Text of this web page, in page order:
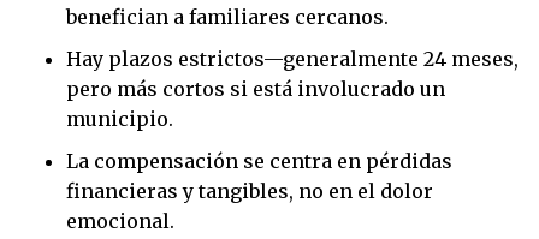
benefician a familiares cercanos.
Hay plazos estrictos—generalmente 24 meses,
pero más cortos si está involucrado un
municipio.
La compensación se centra en pérdidas
financieras y tangibles, no en el dolor
emocional.